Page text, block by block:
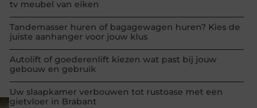
tv meubel van eiken
Tandemasser huren of bagagewagen huren? Kies de
juiste aanhanger voor jouw klus
Autolift of goederenlift kiezen wat past bij jouw
gebouw en gebruik
Uw slaapkamer verbouwen tot rustoase met een
gietvloer in Brabant